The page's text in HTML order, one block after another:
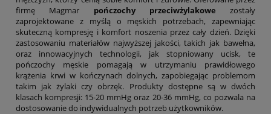
firmę Magmar pończochy przeciwżylakowe zostały
zaprojektowane z myślą o męskich potrzebach, zapewniając
skuteczną kompresję i komfort noszenia przez cały dzień. Dzięki
zastosowaniu materiałów najwyższej jakości, takich jak bawełna,
oraz innowacyjnych technologii, jak stopniowany ucisk, te
pończochy męskie pomagają w utrzymaniu prawidłowego
krążenia krwi w kończynach dolnych, zapobiegając problemom
takim jak żylaki czy obrzęk. Produkty dostępne są w dwóch
klasach kompresji: 15-20 mmHg oraz 20-36 mmHg, co pozwala na
dostosowanie do indywidualnych potrzeb użytkowników.